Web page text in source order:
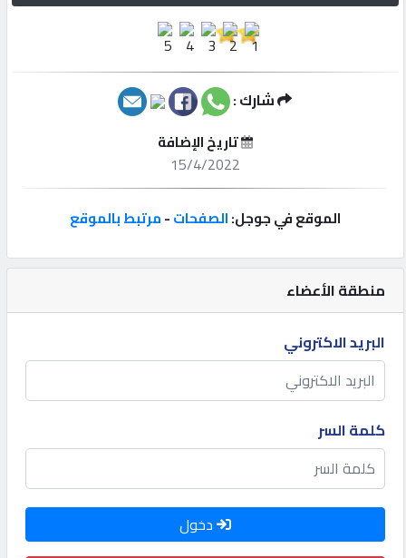
مميزة
إتصل
إعلانات
المنتدى
كيو
مزاد
كيو
منطقة الأعضاء
البريد الاكتروني
كلمة السر
دخول
شارك :
تاريخ الإضافة
15/4/2022
الموقع في جوجل:الصفحات-مرتبط بالموقع